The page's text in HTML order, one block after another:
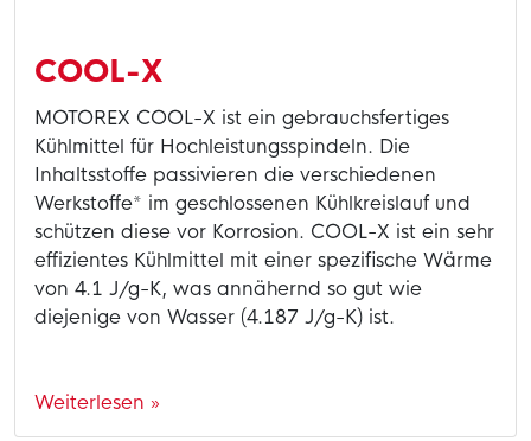
COOL-X
MOTOREX COOL-X ist ein gebrauchsfertiges
Kühlmittel für Hochleistungsspindeln. Die
Inhaltsstoffe passivieren die verschiedenen
Werkstoffe* im geschlossenen Kühlkreislauf und
schützen diese vor Korrosion. COOL-X ist ein sehr
effizientes Kühlmittel mit einer spezifische Wärme
von 4.1 J/g-K, was annähernd so gut wie
diejenige von Wasser (4.187 J/g-K) ist.
Weiterlesen »